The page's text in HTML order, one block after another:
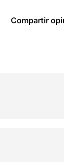
Compartir